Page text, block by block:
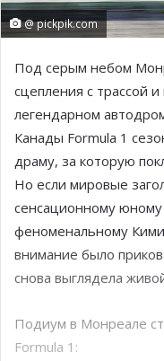
@ pickpik.com
Под серым небом
сцепления с трассой
легендарном
Канады Formula 1
драму, за которую
Но если мировые
сенсационному
феноменальному
внимание было
снова выглядела
Подиум в Монреале
Formula 1: